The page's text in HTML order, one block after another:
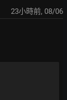
23小時前, 08/06